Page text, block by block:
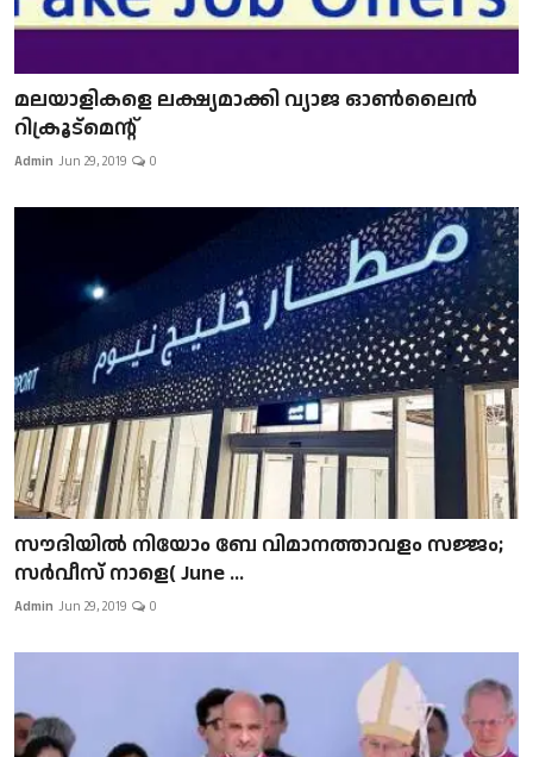
മലയാളികളെ ലക്ഷ്യമാക്കി വ്യാജ ഓൺലൈൻ
റിക്രൂട്മെന്റ്
Admin Jun 29, 2019 0
സൗദിയിൽ നിയോം ബേ വിമാനത്താവളം സജ്ജം;
സർവീസ് നാളെ( June ...
Admin Jun 29, 2019 0